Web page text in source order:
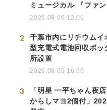
ミュージカル 『ファン
2026.08.06 12:00
2
千葉市内にリチウムイ
型充電式電池回収ボッ
所設置
2026.08.05 16:00
3
「明星 一平ちゃん夜
からしマヨ2個付」